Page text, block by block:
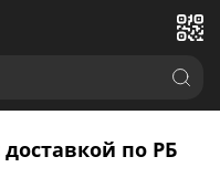
доставкой по РБ